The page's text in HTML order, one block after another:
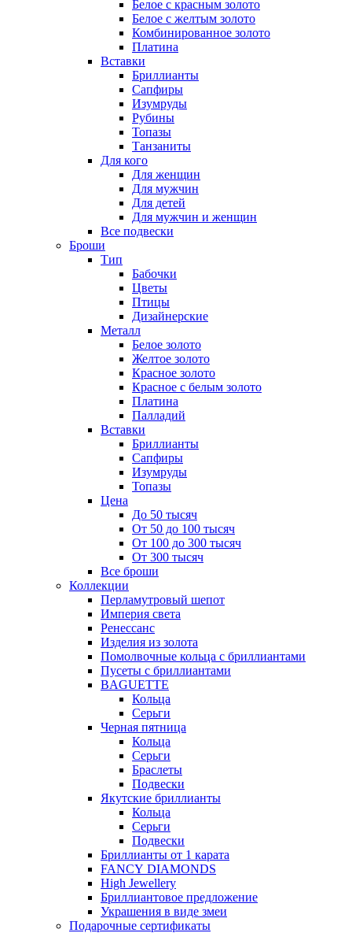
Белое с красным золото
Белое с желтым золото
Комбинированное золото
Платина
Вставки
Бриллианты
Сапфиры
Изумруды
Рубины
Топазы
Танзаниты
Для кого
Для женщин
Для мужчин
Для детей
Для мужчин и женщин
Все подвески
Броши
Тип
Бабочки
Цветы
Птицы
Дизайнерские
Металл
Белое золото
Желтое золото
Красное золото
Красное с белым золото
Платина
Палладий
Вставки
Бриллианты
Сапфиры
Изумруды
Топазы
Цена
До 50 тысяч
От 50 до 100 тысяч
От 100 до 300 тысяч
От 300 тысяч
Все броши
Коллекции
Перламутровый шепот
Империя света
Ренессанс
Изделия из золота
Помолвочные кольца с бриллиантами
Пусеты с бриллиантами
BAGUETTE
Кольца
Серьги
Черная пятница
Кольца
Серьги
Браслеты
Подвески
Якутские бриллианты
Кольца
Серьги
Подвески
Бриллианты от 1 карата
FANCY DIAMONDS
High Jewellery
Бриллиантовое предложение
Украшения в виде змеи
Подарочные сертификаты